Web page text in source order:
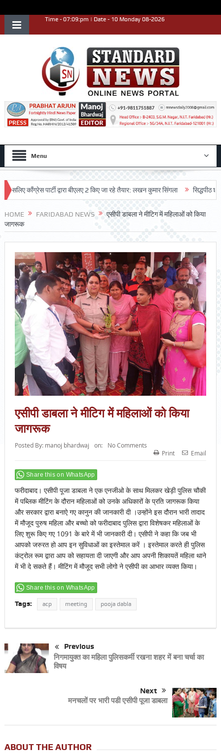
Time - 07:09:pm | Date - 10 Monday 08-2026
Menu
काँग्रेस पार्टी द्वारा बीएलए 2 किए जा रहे तैयार: लखन कुमार सिंगला सिद्धपीठ श्री
HOME FARIDABAD NEWS
एसीपी डाबला ने मीटिग में महिलाओं को किया
जागरूक
एसीपी डाबला ने मीटिग में महिलाओं को किया
जागरूक
Posted By: manoj bhardwaj on:
No Comments
Print
Email
Share this on WhatsApp
फरीदाबाद। एसीपी पूजा डाबला ने एक एनजीओ के साथ मिलकर खेड़ी पुलिस चौकी
में पब्लिक मीटिंग के दौरान महिलाओं को उनके अधिकारों के प्रति जागरूक किया
और सरकार द्वारा बनाऐ गए कानुन की जानकारी दी ।उन्होंने इस दौरान भारी तादाद
में मौजूद पुरुष महिला और बच्चो को फरीदाबाद पुलिस द्वारा विशेषकर महिलाओं के
लिए शुरू किए गए 1091 के बारे में भी जानकारी दी। एसीपी ने कहा कि जब भी
आपको जरुरत हो आप इन सुविधाओं का इस्तेमाल करें । इस्तेमाल करते ही पुलिस
कंट्रोल रूम द्वारा आप को सहायता दी जाएगी और आप अपनी शिकायतें महिला थाने
में भी दे सकते हैं। मीटिंग में मौजूद सभी लोगो ने एसीपी का आभार व्यक्त किया।
Share this on WhatsApp
Tags: acp meeting pooja dabla
Previous
निगमायुक्त का महिला पुलिसकर्मी रखना शहर में बना चर्चा का
विषय
Next
मनचलों पर भारी पडी एसीपी पूजा डाबला
ABOUT THE AUTHOR